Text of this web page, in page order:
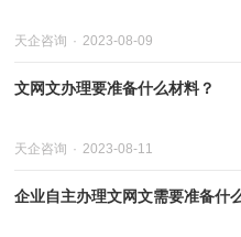
天企咨询 2023-08-09
文网文办理要准备什么材料？
天企咨询 2023-08-11
企业自主办理文网文需要准备什